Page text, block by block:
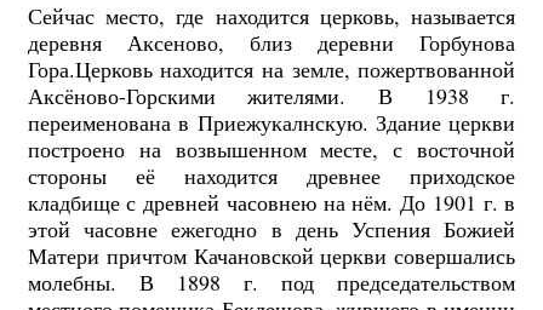
Сейчас место, где находится церковь, называется
деревня Аксеново, близ деревни Горбунова
Гора.Церковь находится на земле, пожертвованной
Аксёново-Горскими жителями. В 1938 г.
переименована в Приежукалнскую. Здание церкви
построено на возвышенном месте, с восточной
стороны её находится древнее приходское
кладбище с древней часовнею на нём. До 1901 г. в
этой часовне ежегодно в день Успения Божией
Матери причтом Качановской церкви совершались
молебны. В 1898 г. под председательством